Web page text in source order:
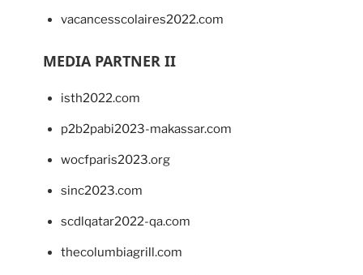
vacancesscolaires2022.com
MEDIA PARTNER II
isth2022.com
p2b2pabi2023-makassar.com
wocfparis2023.org
sinc2023.com
scdlqatar2022-qa.com
thecolumbiagrill.com